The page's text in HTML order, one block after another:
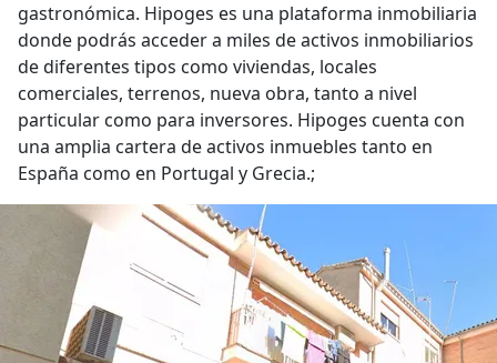
gastronómica. Hipoges es una plataforma inmobiliaria
donde podrás acceder a miles de activos inmobiliarios
de diferentes tipos como viviendas, locales
comerciales, terrenos, nueva obra, tanto a nivel
particular como para inversores. Hipoges cuenta con
una amplia cartera de activos inmuebles tanto en
España como en Portugal y Grecia.;